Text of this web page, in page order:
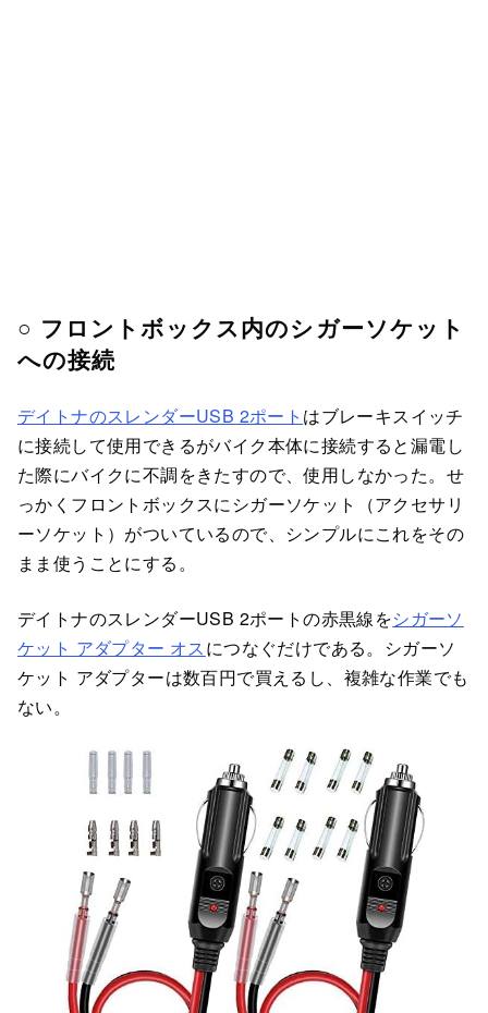
○ フロントボックス内のシガーソケット
への接続
デイトナのスレンダーUSB 2ポート はブレーキスイッチ
に接続して使用できるがバイク本体に接続すると漏電し
た際にバイクに不調をきたすので、使用しなかった。せ
っかくフロントボックスにシガーソケット（アクセサリ
ーソケット）がついているので、シンプルにこれをその
まま使うことにする。
デイトナのスレンダーUSB 2ポートの赤黒線をシガーソ
ケット アダプター オスにつなぐだけである。シガーソ
ケット アダプターは数百円で買えるし、複雑な作業でも
ない。